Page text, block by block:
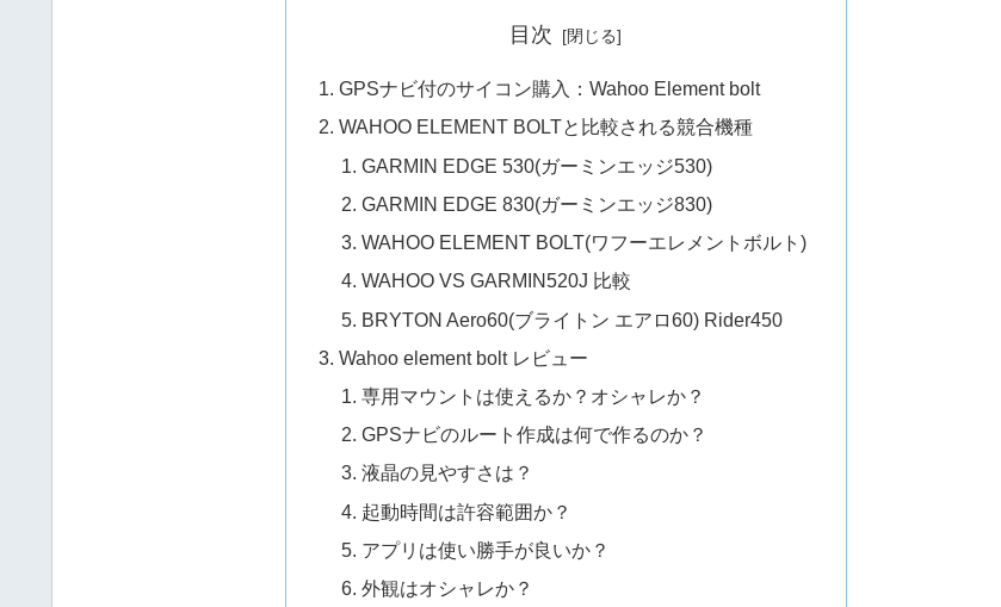
目次
GPSナビ付のサイコン購入：Wahoo Element bolt
WAHOO ELEMENT BOLTと比較される競合機種
GARMIN EDGE 530(ガーミンエッジ530)
GARMIN EDGE 830(ガーミンエッジ830)
WAHOO ELEMENT BOLT(ワフーエレメントボルト)
WAHOO VS GARMIN520J 比較
BRYTON Aero60(ブライトン エアロ60) Rider450
Wahoo element bolt レビュー
専用マウントは使えるか？オシャレか？
GPSナビのルート作成は何で作るのか？
液晶の見やすさは？
起動時間は許容範囲か？
アプリは使い勝手が良いか？
外観はオシャレか？